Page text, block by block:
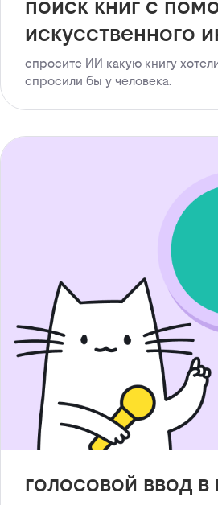
поиск книг с
искусственного
спросите ИИ какую книгу
спросили бы у человека.
голосовой ввод в